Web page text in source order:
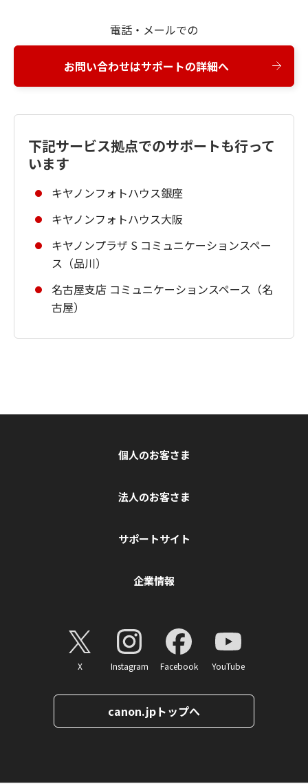
電話・メールでの
お問い合わせはサポートの詳細へ
下記サービス拠点でのサポートも行って
います
キヤノンフォトハウス銀座
キヤノンフォトハウス大阪
キヤノンプラザ S コミュニケーションスペー
ス（品川）
名古屋支店 コミュニケーションスペース（名
古屋）
個人のお客さま
法人のお客さま
サポートサイト
企業情報
X Instagram Facebook YouTube
canon.jpトップへ